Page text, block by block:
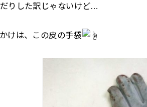
りした訳じゃないけど…
けは、この皮の手袋